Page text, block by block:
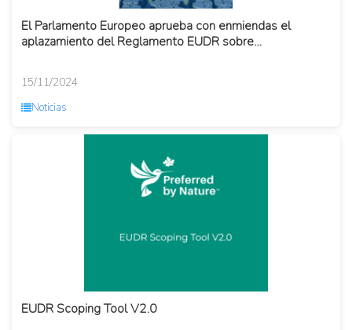
El Parlamento Europeo aprueba con enmiendas el
aplazamiento del Reglamento EUDR sobre
15/11/2024
Noticias
EUDR Scoping Tool V2.0